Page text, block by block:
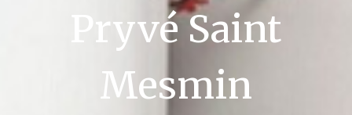
Pryvé Saint
Mesmin